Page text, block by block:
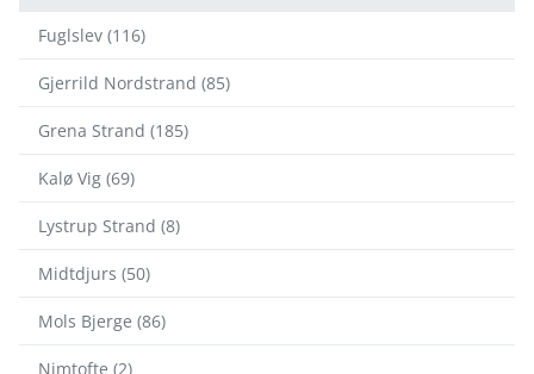
Fuglslev (116)
Gjerrild Nordstrand (85)
Grena Strand (185)
Kalø Vig (69)
Lystrup Strand (8)
Midtdjurs (50)
Mols Bjerge (86)
Nimtofte (2)